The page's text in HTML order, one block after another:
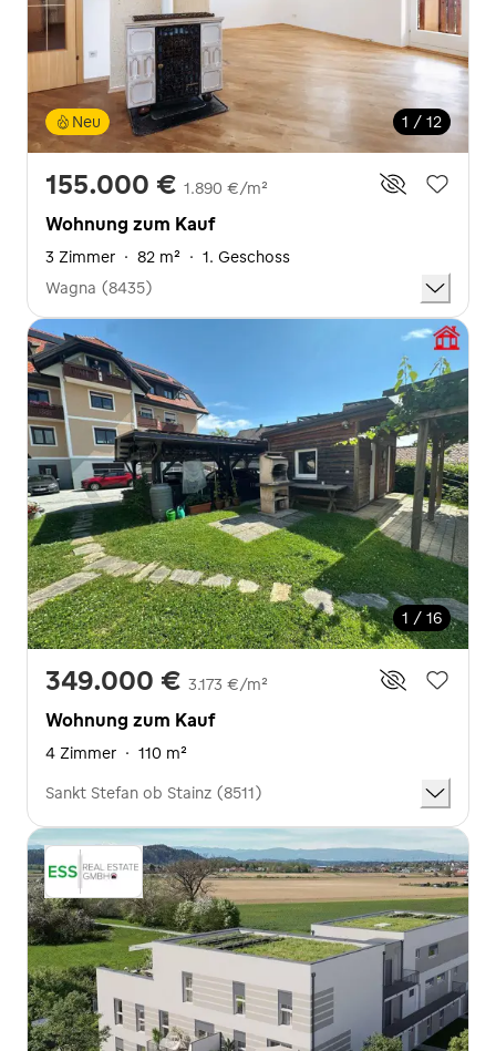
1 / 12
Neu
155.000 € 1.890 €/m²
Wohnung zum Kauf
3 Zimmer · 82 m² · 1. Geschoss
Wagna (8435)
1 / 16
349.000 € 3.173 €/m²
Wohnung zum Kauf
4 Zimmer · 110 m²
Sankt Stefan ob Stainz (8511)